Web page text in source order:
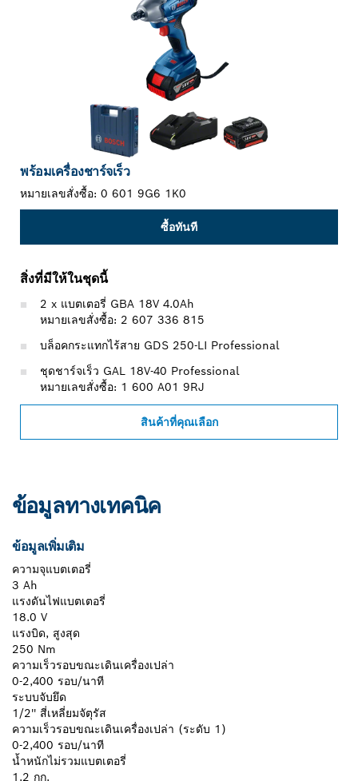
พร้อมเครื่องชาร์จเร็ว
หมายเลขสั่งซื้อ: 0 601 9G6 1K0
ซื้อทันที
สิ่งที่มีให้ในชุดนี้
2 x แบตเตอรี่ GBA 18V 4.0Ah
หมายเลขสั่งซื้อ: 2 607 336 815
บล็อคกระแทกไร้สาย GDS 250-LI Professional
ชุดชาร์จเร็ว GAL 18V-40 Professional
หมายเลขสั่งซื้อ: 1 600 A01 9RJ
สินค้าที่คุณเลือก
ข้อมูลทางเทคนิค
ข้อมูลเพิ่มเติม
ความจุแบตเตอรี่
3 Ah
แรงดันไฟแบตเตอรี่
18.0 V
แรงบิด, สูงสุด
250 Nm
ความเร็วรอบขณะเดินเครื่องเปล่า
0-2,400 รอบ/นาที
ระบบจับยึด
1/2'' สี่เหลี่ยมจัตุรัส
ความเร็วรอบขณะเดินเครื่องเปล่า (ระดับ 1)
0-2,400 รอบ/นาที
น้ำหนักไม่รวมแบตเตอรี่
1.2 กก.